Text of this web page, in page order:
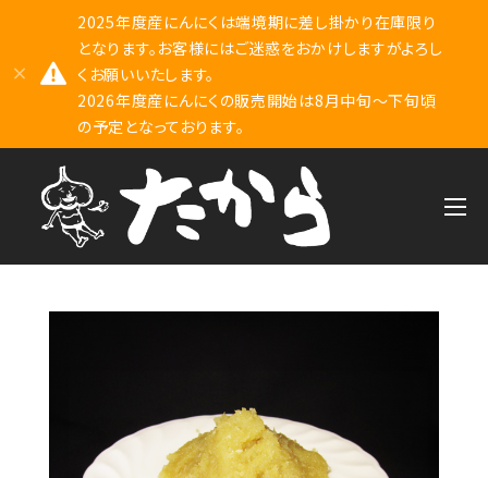
2025年度産にんにくは端境期に差し掛かり在庫限り
となります。お客様にはご迷惑をおかけしますがよろし
くお願いいたします。
2026年度産にんにくの販売開始は8月中旬～下旬頃
の予定となっております。